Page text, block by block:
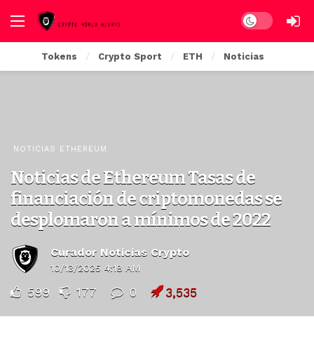
Dark mode
Tokens Crypto Sport ETH Noticias
NOTICIAS ETHEREUM
Noticias de Ethereum Tasas de
financiación de criptomonedas se
desplomaron a mínimos de 2022
Curador Noticias Crypto
10/13/2025 4:18 AM
599 177 0 3,535